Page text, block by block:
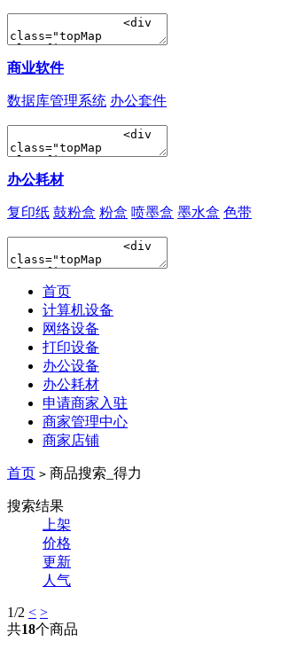
商业软件
数据库管理系统 办公套件
办公耗材
复印纸 鼓粉盒 粉盒 喷墨盒 墨水盒 色带
首页
计算机设备
网络设备
打印设备
办公设备
办公耗材
申请商家入驻
商家管理中心
商家店铺
首页 > 商品搜索_得力
搜索结果
上架
价格
更新
人气
1/2 < >
共18个商品